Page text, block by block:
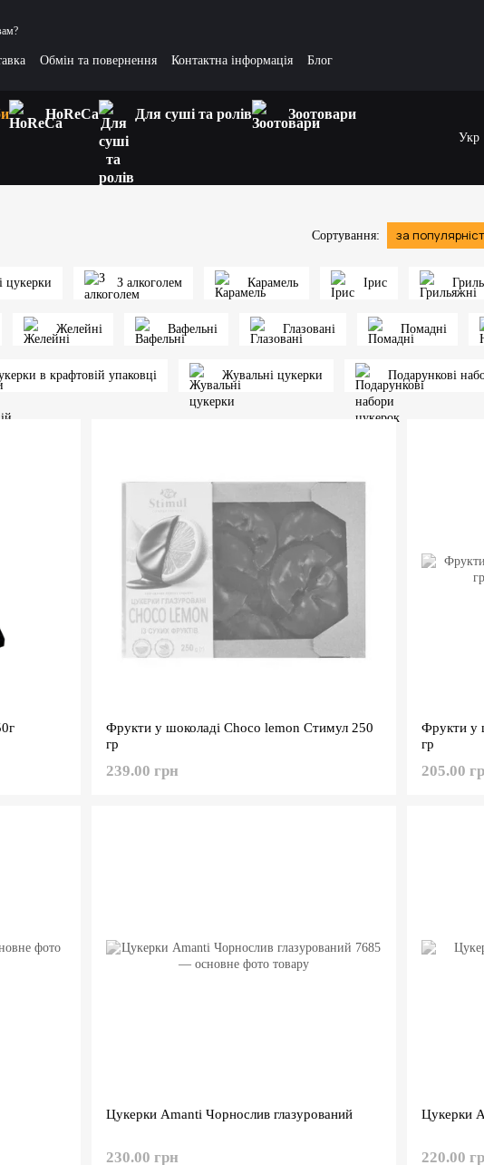
Обмін та повернення Контактна інформація
Блог
HoReCa Для суші та ролів Зоотовари
Укр
Сортування: за
цукерки З алкоголем Карамель Ірис
Желейні Вафельні Глазовані Помадні
в крафтовій упаковці Жувальні цукерки Подарункові
Фрукти у шоколаді Choco lemon Стимул 250
гр
239.00 грн
Фрукти у
гр
205.00
Цукерки Amanti Чорнослив глазурований
230.00 грн
Цукерки
220.00